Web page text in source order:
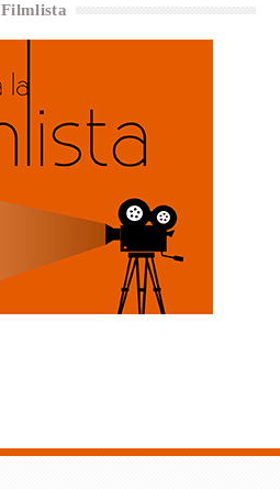
Filmlista